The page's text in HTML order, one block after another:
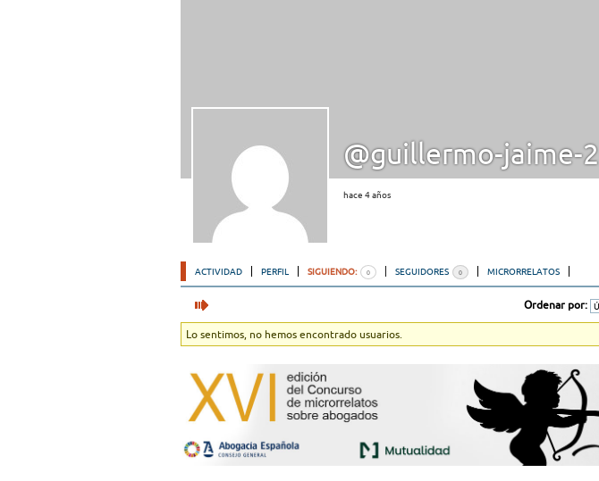
@guillermo-jaime-2
hace 4 años
ACTIVIDAD PERFIL SIGUIENDO: 0 SEGUIDORES 0 MICRORRELATOS
Ordenar por:
Lo sentimos, no hemos encontrado usuarios.